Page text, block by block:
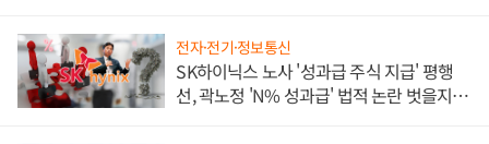
전자·전기·정보통신
SK하이닉스 노사 '성과급 주식 지급' 평행
선, 곽노정 'N% 성과급' 법적 논란 벗을지 주